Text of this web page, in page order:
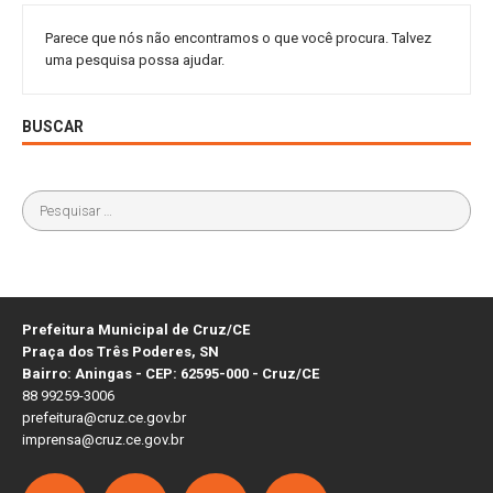
Parece que nós não encontramos o que você procura. Talvez
uma pesquisa possa ajudar.
BUSCAR
Prefeitura Municipal de Cruz/CE
Praça dos Três Poderes, SN
Bairro: Aningas - CEP: 62595-000 - Cruz/CE
88 99259-3006
prefeitura@cruz.ce.gov.br
imprensa@cruz.ce.gov.br